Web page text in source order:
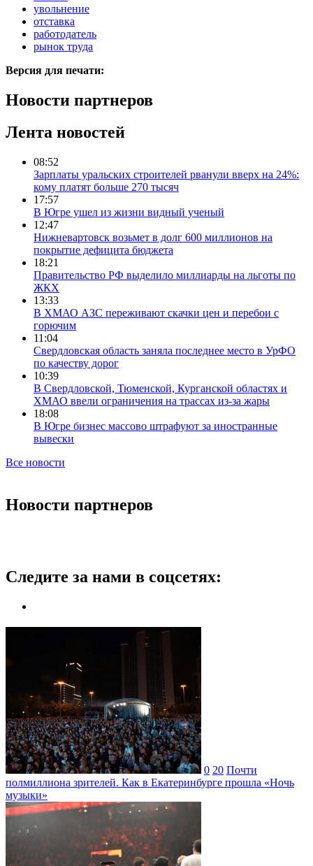
увольнение
отставка
работодатель
рынок труда
Версия для печати:
Новости партнеров
Лента новостей
08:52
Зарплаты уральских строителей рванули вверх на 24%:
кому платят больше 270 тысяч
17:57
В Югре ушел из жизни видный ученый
12:47
Нижневартовск возьмет в долг 600 миллионов на
покрытие дефицита бюджета
18:21
Правительство РФ выделило миллиарды на льготы по
ЖКХ
13:33
В ХМАО АЗС переживают скачки цен и перебои с
горючим
11:04
Свердловская область заняла последнее место в УрФО
по качеству дорог
10:39
В Свердловской, Тюменской, Курганской областях и
ХМАО ввели ограничения на трассах из-за жары
18:08
В Югре бизнес массово штрафуют за иностранные
вывески
Все новости
Новости партнеров
Следите за нами в соцсетях:
0 20 Почти
полмиллиона зрителей. Как в Екатеринбурге прошла «Ночь
музыки»